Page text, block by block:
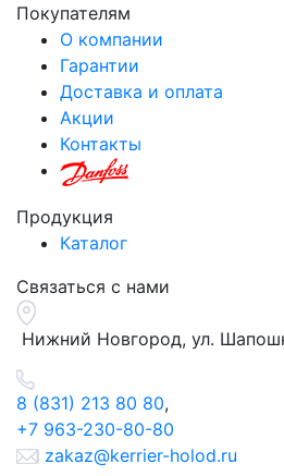
Покупателям
О компании
Гарантии
Доставка и оплата
Акции
Контакты
Продукция
Каталог
Связаться с нами
Нижний Новгород, ул.
8 (831) 213 80 80,
+7 963-230-80-80
zakaz@kerrier-holod.ru